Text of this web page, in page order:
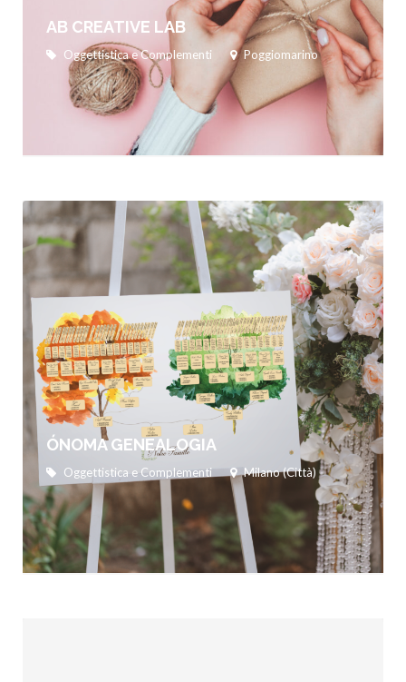
AB CREATIVE LAB
Oggettistica e Complementi Poggiomarino
ÓNOMA GENEALOGIA
Oggettistica e Complementi Milano (Città)